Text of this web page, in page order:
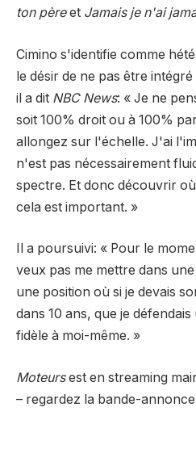
ton pèreet Jamais je n'ai
Cimino s'identifie comme
le désir de ne pas être
il a dit NBC News: « Je ne
soit 100% droit ou à 100%
allongez sur l'échelle. J'ai
n'est pas nécessairement
spectre. Et donc découvrir
cela est important. »
Il a poursuivi: « Pour le
veux pas me mettre dans
une position où si je devais
dans 10 ans, que je
fidèle à moi-même. »
Moteursest en streaming
– regardez la bande-